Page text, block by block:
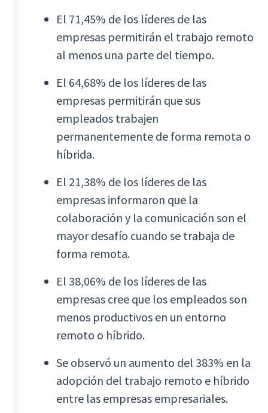
El 71,45% de los líderes de las
empresas permitirán el trabajo remoto
al menos una parte del tiempo.
El 64,68% de los líderes de las
empresas permitirán que sus
empleados trabajen
permanentemente de forma remota o
híbrida.
El 21,38% de los líderes de las
empresas informaron que la
colaboración y la comunicación son el
mayor desafío cuando se trabaja de
forma remota.
El 38,06% de los líderes de las
empresas cree que los empleados son
menos productivos en un entorno
remoto o híbrido.
Se observó un aumento del 383% en la
adopción del trabajo remoto e híbrido
entre las empresas empresariales.